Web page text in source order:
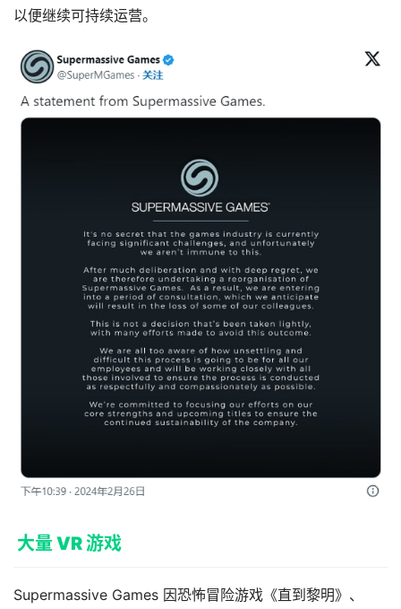
用
新
以便继续可持续运营。
大量 VR 游戏
Supermassive Games 因恐怖冒险游戏《直到黎明》、